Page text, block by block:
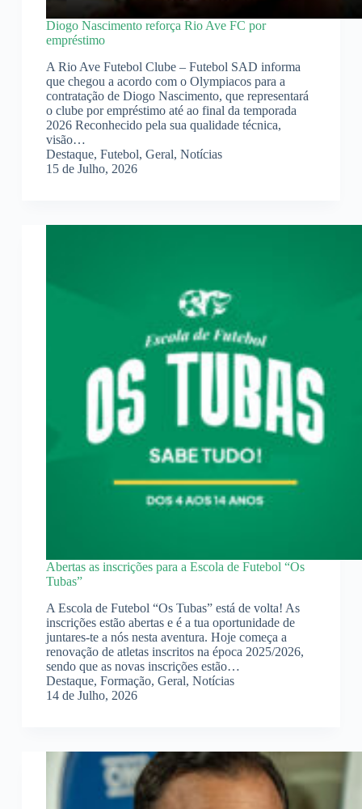
Diogo Nascimento reforça Rio Ave FC por
empréstimo
A Rio Ave Futebol Clube – Futebol SAD informa
que chegou a acordo com o Olympiacos para a
contratação de Diogo Nascimento, que representará
o clube por empréstimo até ao final da temporada
2026 Reconhecido pela sua qualidade técnica,
visão…
Destaque, Futebol, Geral, Notícias
15 de Julho, 2026
Abertas as inscrições para a Escola de Futebol “Os
Tubas”
A Escola de Futebol “Os Tubas” está de volta! As
inscrições estão abertas e é a tua oportunidade de
juntares-te a nós nesta aventura. Hoje começa a
renovação de atletas inscritos na época 2025/2026,
sendo que as novas inscrições estão…
Destaque, Formação, Geral, Notícias
14 de Julho, 2026